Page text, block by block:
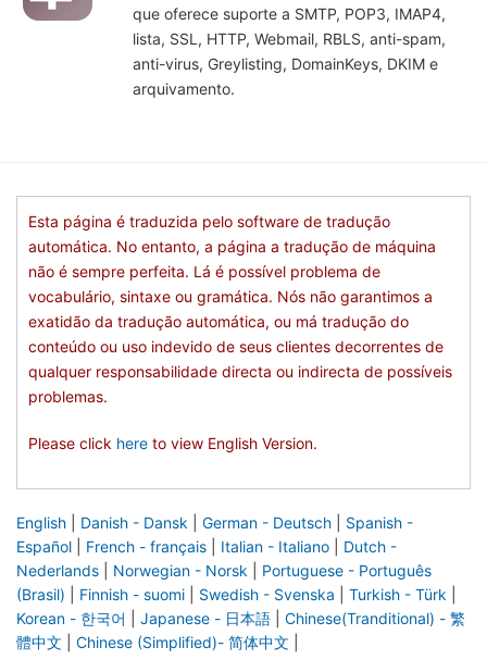
que oferece suporte a SMTP, POP3, IMAP4,
lista, SSL, HTTP, Webmail, RBLS, anti-spam,
anti-virus, Greylisting, DomainKeys, DKIM e
arquivamento.
Esta página é traduzida pelo software de tradução
automática. No entanto, a página a tradução de máquina
não é sempre perfeita. Lá é possível problema de
vocabulário, sintaxe ou gramática. Nós não garantimos a
exatidão da tradução automática, ou má tradução do
conteúdo ou uso indevido de seus clientes decorrentes de
qualquer responsabilidade directa ou indirecta de possíveis
problemas.
Please click here to view English Version.
English Danish - Dansk German - Deutsch
Spanish -
Español
French - français Italian - Italiano
Dutch -
Nederlands
Norwegian - Norsk
Portuguese - Português
(Brasil)
Finnish - suomi Swedish - Svenska Turkish - Türk
Korean - 한국어
Japanese - 日本語
Chinese(Tranditional) - 繁
體中文
Chinese (Simplified)- 简体中文